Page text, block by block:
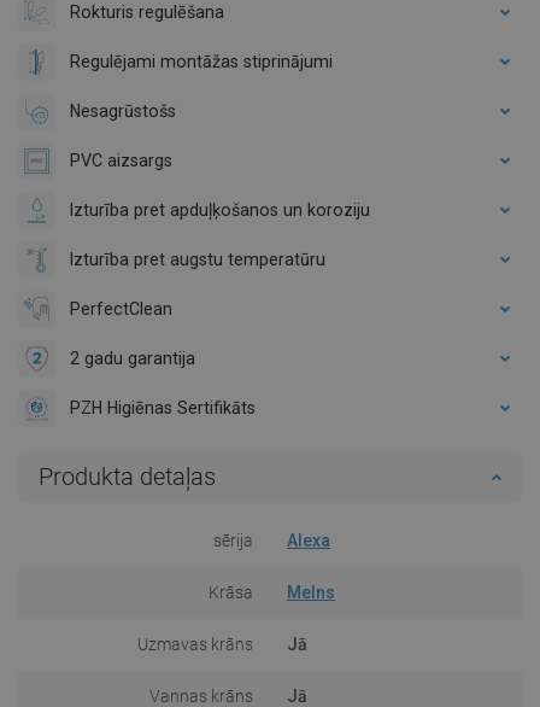
Rokturis regulēšana
Regulējami montāžas stiprinājumi
Nesagrūstošs
PVC aizsargs
Izturība pret apduļķošanos un koroziju
Izturība pret augstu temperatūru
PerfectClean
2 gadu garantija
PZH Higiēnas Sertifikāts
Produkta detaļas
sērija Alexa
Krāsa Melns
Uzmavas krāns Jā
Vannas krāns Jā